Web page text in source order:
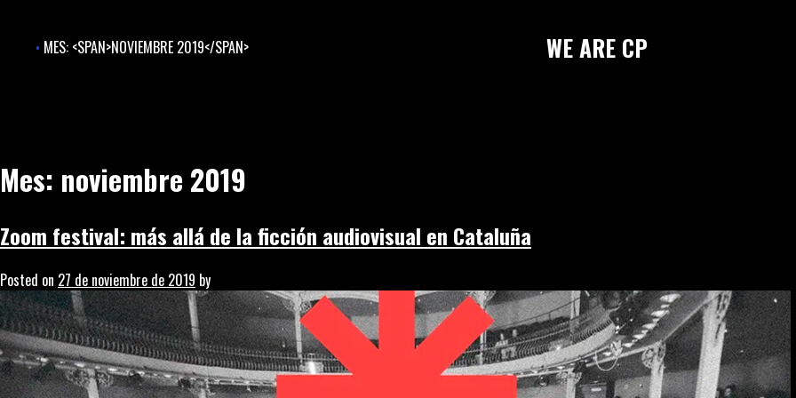
content MES: <SPAN>NOVIEMBRE 2019</SPAN> WEARE CP
Mes: noviembre 2019
Zoom festival: más allá de la ficción audiovisual en Cataluña
Posted on 27 de noviembre de 2019 by